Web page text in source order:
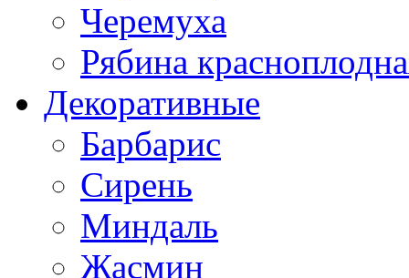
Черемуха
Рябина
Декоративные
Барбарис
Сирень
Миндаль
Жасмин